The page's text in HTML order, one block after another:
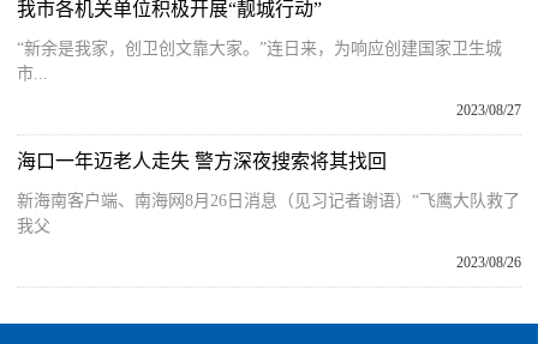
我市各机关单位积极开展“靓城行动”
“新余是我家，创卫创文靠大家。”连日来，为响应创建国家卫生城
市...
2023/08/27
海口一年迈老人走失 警方深夜搜索将其找回
新海南客户端、南海网8月26日消息（见习记者谢语）“飞鹰大队救了
我父
2023/08/26